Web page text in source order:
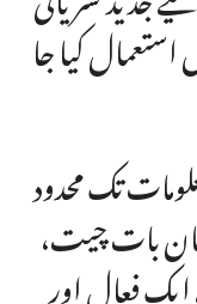
کیا جا
تک محدود
بات چیت،
فعال اور